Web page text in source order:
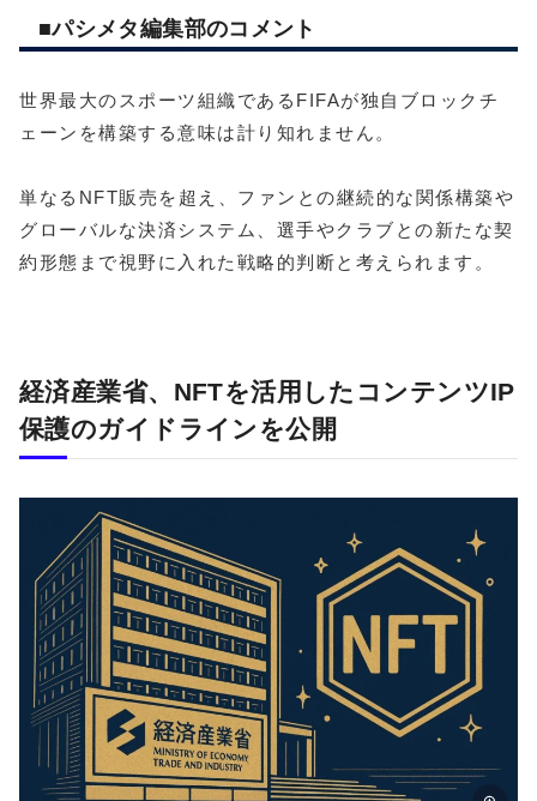
■パシメタ編集部のコメント
世界最大のスポーツ組織であるFIFAが独自ブロックチ
ェーンを構築する意味は計り知れません。
単なるNFT販売を超え、ファンとの継続的な関係構築や
グローバルな決済システム、選手やクラブとの新たな契
約形態まで視野に入れた戦略的判断と考えられます。
経済産業省、NFTを活用したコンテンツIP
保護のガイドラインを公開